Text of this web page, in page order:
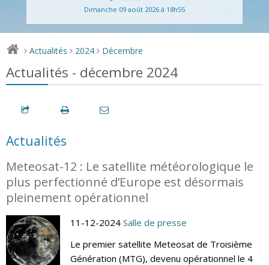
Dimanche 09 août 2026 à 18h55
> Actualités > 2024 > Décembre
Actualités - décembre 2024
Actualités
Meteosat-12 : Le satellite météorologique le
plus perfectionné d’Europe est désormais
pleinement opérationnel
11-12-2024 Salle de presse
Le premier satellite Meteosat de Troisième
Génération (MTG), devenu opérationnel le 4